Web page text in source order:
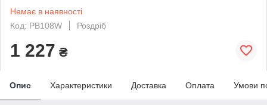
Немає в наявності
Код: PB108W
Роздріб
1 227 ₴
Опис Характеристики Доставка Оплата Умови